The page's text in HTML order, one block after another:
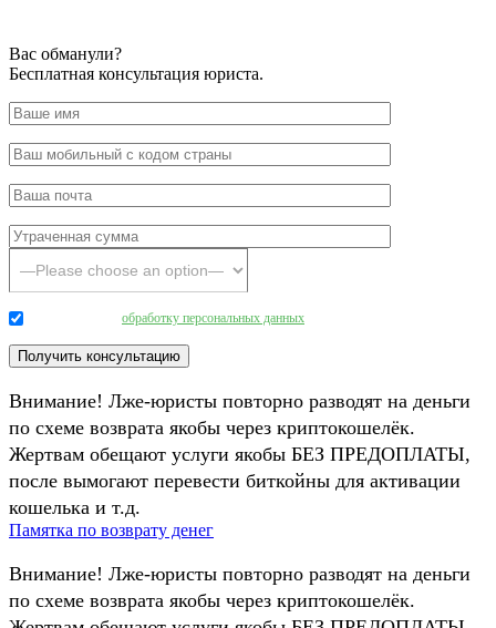
Вас обманули?
Бесплатная консультация юриста.
обработку персональных данных
Внимание! Лже-юристы повторно разводят на деньги
по схеме возврата якобы через криптокошелёк.
Жертвам обещают услуги якобы БЕЗ ПРЕДОПЛАТЫ,
после вымогают перевести биткойны для активации
кошелька и т.д.
Памятка по возврату денег
Внимание! Лже-юристы повторно разводят на деньги
по схеме возврата якобы через криптокошелёк.